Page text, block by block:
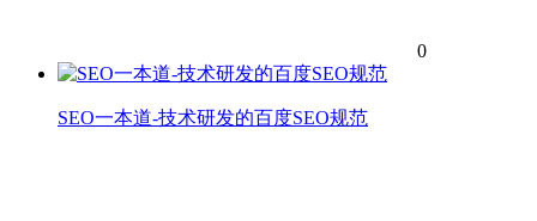
0
SEO一本道-技术研发的百度SEO规范